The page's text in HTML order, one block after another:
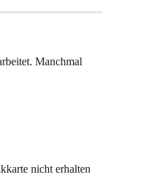
Manchmal
nicht erhalten